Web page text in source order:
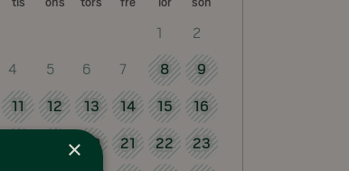
1 2
4 5 6 7 8 9
11 12 13 14 15 16
20 21 22 23
×